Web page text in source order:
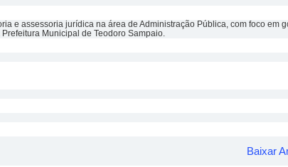
e assessoria jurídica na área de Administração Pública, com foco
Municipal de Teodoro Sampaio.
Baixar